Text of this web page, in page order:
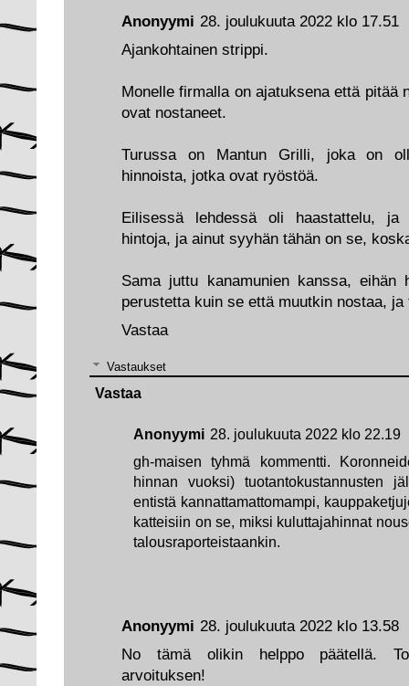
Anonyymi 28. joulukuuta 2022 klo 13.58
No tämä olikin helppo päätellä.
arvoituksen!
Anonyymi 28. joulukuuta 2022 klo 17.51
Ajankohtainen strippi.
Monelle firmalla on ajatuksena että pitää
ovat nostaneet.
Turussa on Mantun Grilli, joka on
hinnoista, jotka ovat ryöstöä.
Eilisessä lehdessä oli haastattelu, ja
hintoja, ja ainut syyhän tähän on se,
Sama juttu kanamunien kanssa, eihän
perustetta kuin se että muutkin nostaa, ja
Vastaa
Vastaukset
Anonyymi 28. joulukuuta 2022 klo 22.19
gh-maisen tyhmä kommentti.
hinnan vuoksi) tuotantokustannusten
entistä kannattamattomampi,
katteisiin on se, miksi kuluttajahinnat
talousraporteistaankin.
Vastaa